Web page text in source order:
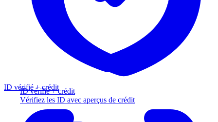
ID vérifié + crédit
Vérifiez les ID avec aperçus de crédit
ID vérifié + crédit